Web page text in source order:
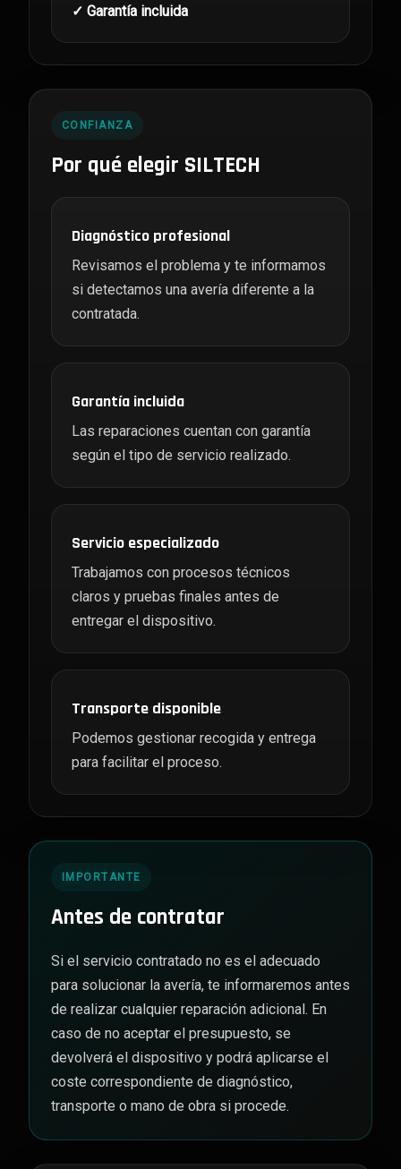
✓ Garantía incluida
CONFIANZA
Por qué elegir SILTECH
Diagnóstico profesional
Revisamos el problema y te informamos
si detectamos una avería diferente a la
contratada.
Garantía incluida
Las reparaciones cuentan con garantía
según el tipo de servicio realizado.
Servicio especializado
Trabajamos con procesos técnicos
claros y pruebas finales antes de
entregar el dispositivo.
Transporte disponible
Podemos gestionar recogida y entrega
para facilitar el proceso.
IMPORTANTE
Antes de contratar
Si el servicio contratado no es el adecuado
para solucionar la avería, te informaremos antes
de realizar cualquier reparación adicional. En
caso de no aceptar el presupuesto, se
devolverá el dispositivo y podrá aplicarse el
coste correspondiente de diagnóstico,
transporte o mano de obra si procede.